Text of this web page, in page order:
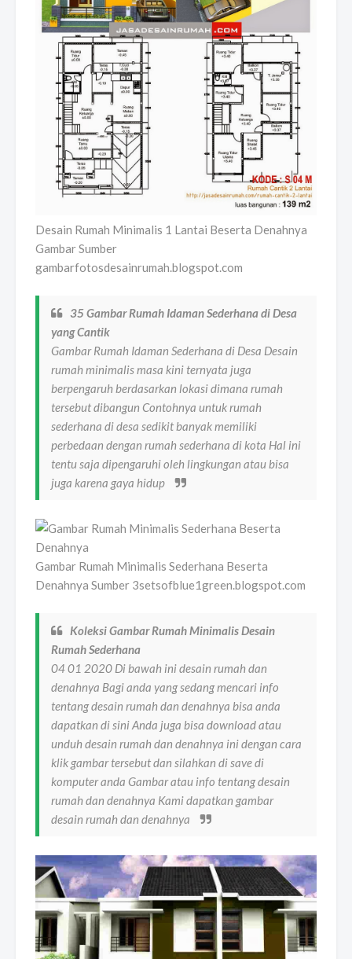
Desain Rumah Minimalis 1 Lantai Beserta Denahnya
Gambar Sumber
gambarfotosdesainrumah.blogspot.com
35 Gambar Rumah Idaman Sederhana di Desa
yang Cantik
Gambar Rumah Idaman Sederhana di Desa Desain
rumah minimalis masa kini ternyata juga
berpengaruh berdasarkan lokasi dimana rumah
tersebut dibangun Contohnya untuk rumah
sederhana di desa sedikit banyak memiliki
perbedaan dengan rumah sederhana di kota Hal ini
tentu saja dipengaruhi oleh lingkungan atau bisa
juga karena gaya hidup
Gambar Rumah Minimalis Sederhana Beserta
Denahnya Sumber 3setsofblue1green.blogspot.com
Koleksi Gambar Rumah Minimalis Desain
Rumah Sederhana
04 01 2020 Di bawah ini desain rumah dan
denahnya Bagi anda yang sedang mencari info
tentang desain rumah dan denahnya bisa anda
dapatkan di sini Anda juga bisa download atau
unduh desain rumah dan denahnya ini dengan cara
klik gambar tersebut dan silahkan di save di
komputer anda Gambar atau info tentang desain
rumah dan denahnya Kami dapatkan gambar
desain rumah dan denahnya